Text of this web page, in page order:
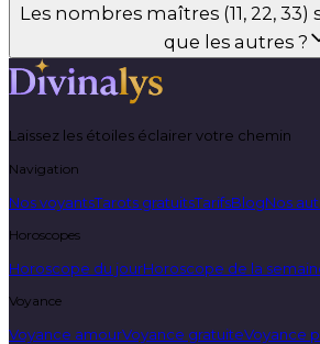
Les nombres maîtres (11, 22,
que les autres ?
Laissez les étoiles éclairer votre chemin
Navigation
Nos voyantsTarots gratuitsTarifsBlogNos
Horoscopes
Horoscope du jourHoroscope de la
Voyance
Voyance amourVoyance gratuiteVoyance